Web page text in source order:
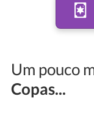
Um pouco
Copas...